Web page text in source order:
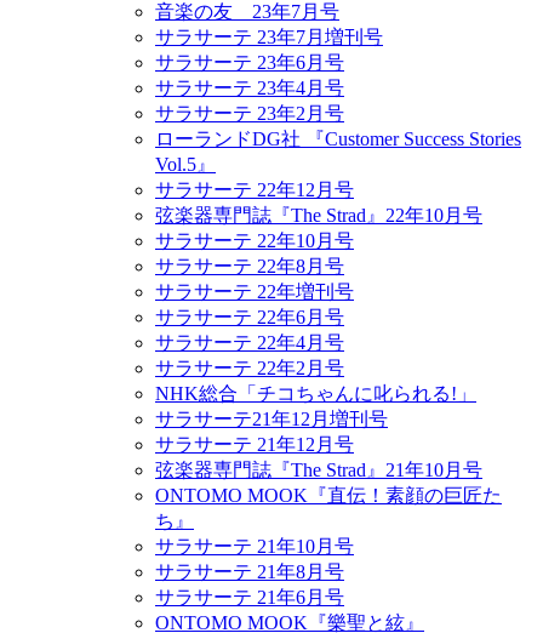
音楽の友 23年7月号
サラサーテ 23年7月増刊号
サラサーテ 23年6月号
サラサーテ 23年4月号
サラサーテ 23年2月号
ローランドDG社 『Customer Success Stories
Vol.5』
サラサーテ 22年12月号
弦楽器専門誌『The Strad』22年10月号
サラサーテ 22年10月号
サラサーテ 22年8月号
サラサーテ 22年増刊号
サラサーテ 22年6月号
サラサーテ 22年4月号
サラサーテ 22年2月号
NHK総合「チコちゃんに叱られる!」
サラサーテ21年12月増刊号
サラサーテ 21年12月号
弦楽器専門誌『The Strad』21年10月号
ONTOMO MOOK『直伝！素顔の巨匠た
ち』
サラサーテ 21年10月号
サラサーテ 21年8月号
サラサーテ 21年6月号
ONTOMO MOOK『樂聖と絃』